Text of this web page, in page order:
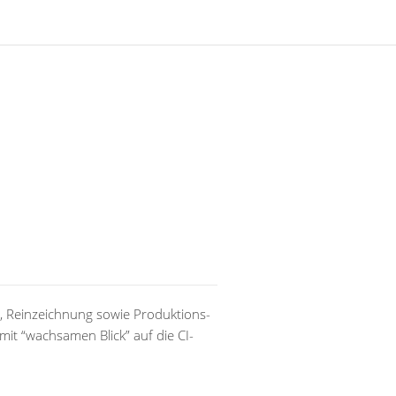
sowie Produktions-
“wachsamen Blick” auf die CI-